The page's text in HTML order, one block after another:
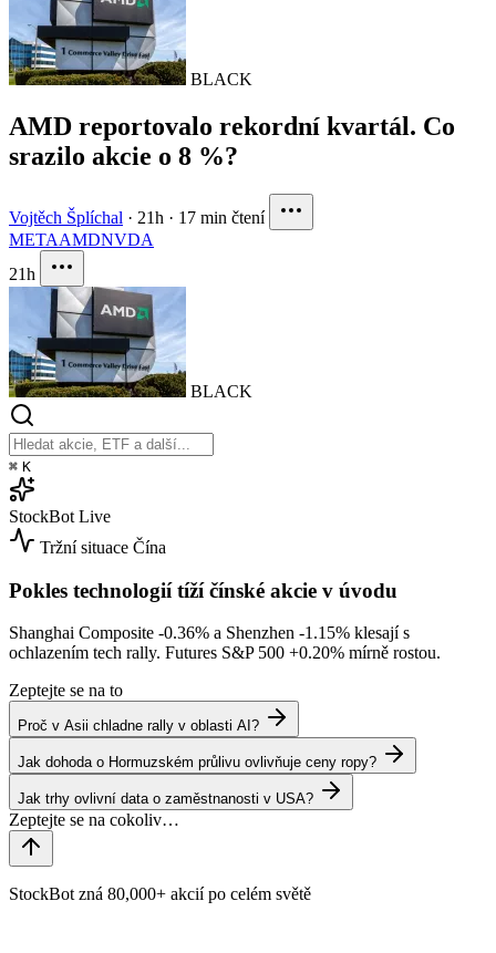
BLACK
AMD reportovalo rekordní kvartál. Co
srazilo akcie o 8 %?
Vojtěch Šplíchal · 21h · 17 min čtení
METAAMDNVDA
21h
BLACK
⌘ K
StockBot Live
Tržní situace Čína
Pokles technologií tíží čínské akcie v úvodu
Shanghai Composite -0.36% a Shenzhen -1.15% klesají s
ochlazením tech rally. Futures S&P 500 +0.20% mírně rostou.
Zeptejte se na to
Proč v Asii chladne rally v oblasti AI?
Jak dohoda o Hormuzském průlivu ovlivňuje ceny ropy?
Jak trhy ovlivní data o zaměstnanosti v USA?
StockBot zná 80,000+ akcií po celém světě